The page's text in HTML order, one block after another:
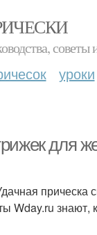
советы
уроки
для
прическа
Wday.ru знают,